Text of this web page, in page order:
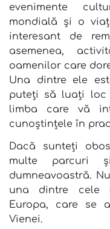
evenimente
mondială și o
interesant de
asemenea,
oamenilor care
Una dintre ele
puteți să luați loc
limba care vă
cunoștințele în
Dacă sunteți
multe parcuri
dumneavoastră.
una dintre cele
Europa, care se
Vienei.